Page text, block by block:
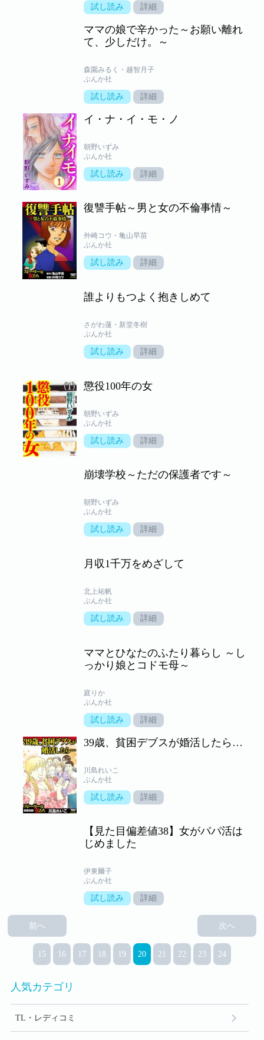
試し読み 詳細
ママの娘で辛かった～お願い離れ
て、少しだけ。～
森園みるく・越智月子
ぶんか社
試し読み 詳細
イ・ナ・イ・モ・ノ
朝野いずみ
ぶんか社
試し読み 詳細
復讐手帖～男と女の不倫事情～
外崎コウ・亀山早苗
ぶんか社
試し読み 詳細
誰よりもつよく抱きしめて
さがわ蓮・新堂冬樹
ぶんか社
試し読み 詳細
懲役100年の女
朝野いずみ
ぶんか社
試し読み 詳細
崩壊学校～ただの保護者です～
朝野いずみ
ぶんか社
試し読み 詳細
月収1千万をめざして
北上祐帆
ぶんか社
試し読み 詳細
ママとひなたのふたり暮らし ～し
っかり娘とコドモ母～
庭りか
ぶんか社
試し読み 詳細
39歳、貧困デブスが婚活したら…
川島れいこ
ぶんか社
試し読み 詳細
【見た目偏差値38】女がパパ活は
じめました
伊東爾子
ぶんか社
試し読み 詳細
前へ
15 16 17 18 19 20 21 22 23 24
次へ
人気カテゴリ
TL・レディコミ